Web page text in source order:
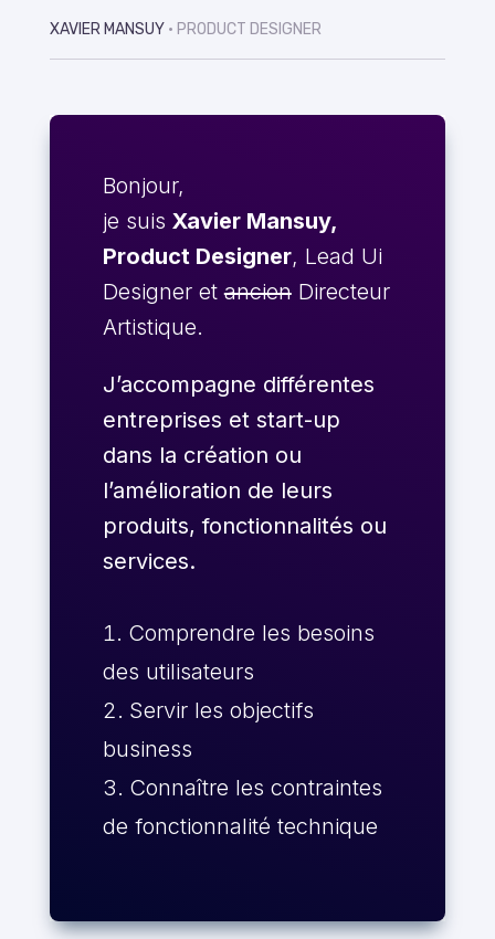
XAVIER MANSUY • PRODUCT DESIGNER
Bonjour,
je suis Xavier Mansuy,
Product Designer, Lead Ui
Designer etancienDirecteur
Artistique.
J’accompagne différentes
entreprises et start-up
dans la création ou
l’amélioration de leurs
produits, fonctionnalités ou
services.
Comprendre les besoins
des utilisateurs
Servir les objectifs
business
Connaître les contraintes
de fonctionnalité technique